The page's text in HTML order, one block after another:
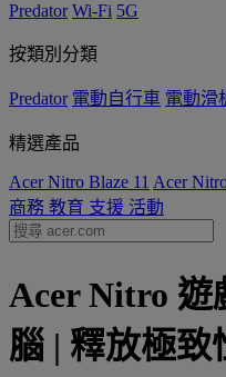
Predator Wi-Fi 5G
按類別分類
Predator 電動自行車 電動滑
精選產品
Acer Nitro Blaze 11 Acer
商務 教育 支援 活動
Acer Nitro 遊
腦 | 釋放極致